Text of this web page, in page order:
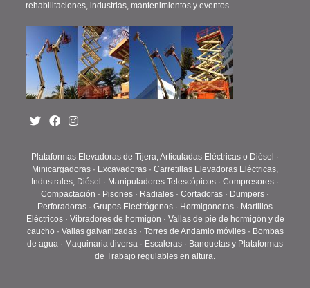
rehabilitaciones, industrias, mantenimientos y eventos.
Plataformas Elevadoras de Tijera, Articuladas Eléctricas o Diésel ·
Minicargadoras · Excavadoras · Carretillas Elevadoras Eléctricas,
Industrales, Diésel · Manipuladores Telescópicos · Compresores ·
Compactación · Pisones · Radiales · Cortadoras · Dumpers ·
Perforadoras · Grupos Electrógenos · Hormigoneras · Martillos
Eléctricos · Vibradores de hormigón · Vallas de pie de hormigón y de
caucho · Vallas galvanizadas · Torres de Andamio móviles · Bombas
de agua · Maquinaria diversa · Escaleras · Banquetas y Plataformas
de Trabajo regulables en altura.